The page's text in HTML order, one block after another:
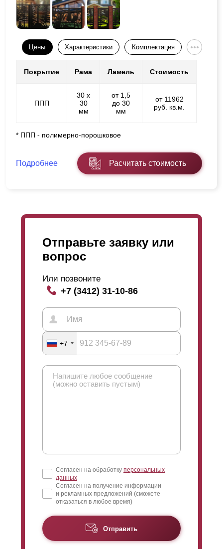
Цены Характеристики Комплектация
Покрытие Рама Ламель Стоимость
ППП
30 х
30
мм
от 1,5
до 30
мм
от 11962
руб. кв.м.
* ППП - полимерно-порошковое
Подробнее Расчитать стоимость
Отправьте заявку или
вопрос
Или позвоните
+7 (3412) 31-10-86
+7
Согласен на обработку персональных
данных
Согласен на получение информации
и рекламных предложений (сможете
отказаться в любое время)
Отправить